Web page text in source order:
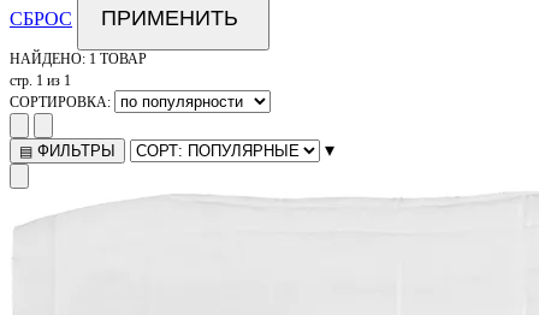
СБРОС ПРИМЕНИТЬ
НАЙДЕНО: 1 ТОВАР
стр. 1 из 1
СОРТИРОВКА:
▤ ФИЛЬТРЫ ▾